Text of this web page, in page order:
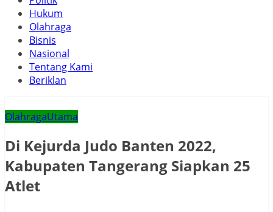
Hukum
Olahraga
Bisnis
Nasional
Tentang Kami
Beriklan
OlahragaUtama
Di Kejurda Judo Banten 2022,
Kabupaten Tangerang Siapkan 25
Atlet